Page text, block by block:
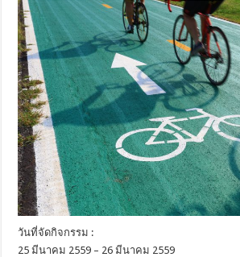
e
n
t
N
a
v
i
g
a
t
i
o
n
วันที่จัดกิจกรรม :
25 มีนาคม 2559 – 26 มีนาคม 2559